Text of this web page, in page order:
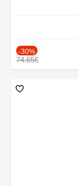
-30%
74.65€